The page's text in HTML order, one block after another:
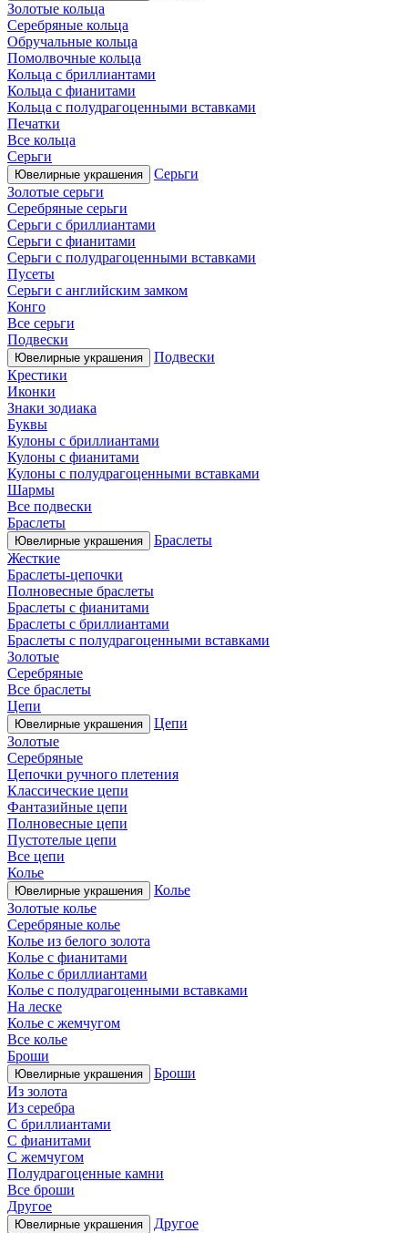
Золотые кольца
Серебряные кольца
Обручальные кольца
Помолвочные кольца
Кольца с бриллиантами
Кольца с фианитами
Кольца с полудрагоценными вставками
Печатки
Все кольца
Серьги
Ювелирные украшения
Серьги
Золотые серьги
Серебряные серьги
Серьги с бриллиантами
Серьги с фианитами
Серьги с полудрагоценными вставками
Пусеты
Серьги с английским замком
Конго
Все серьги
Подвески
Ювелирные украшения
Подвески
Крестики
Иконки
Знаки зодиака
Буквы
Кулоны с бриллиантами
Кулоны с фианитами
Кулоны с полудрагоценными вставками
Шармы
Все подвески
Браслеты
Ювелирные украшения
Браслеты
Жесткие
Браслеты-цепочки
Полновесные браслеты
Браслеты с фианитами
Браслеты с бриллиантами
Браслеты с полудрагоценными вставками
Золотые
Серебряные
Все браслеты
Цепи
Ювелирные украшения
Цепи
Золотые
Серебряные
Цепочки ручного плетения
Классические цепи
Фантазийные цепи
Полновесные цепи
Пустотелые цепи
Все цепи
Колье
Ювелирные украшения
Колье
Золотые колье
Серебряные колье
Колье из белого золота
Колье с фианитами
Колье с бриллиантами
Колье с полудрагоценными вставками
На леске
Колье с жемчугом
Все колье
Броши
Ювелирные украшения
Броши
Из золота
Из серебра
С бриллиантами
С фианитами
С жемчугом
Полудрагоценные камни
Все броши
Другое
Ювелирные украшения
Другое